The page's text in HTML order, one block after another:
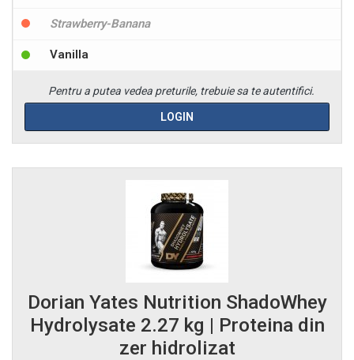
Strawberry-Banana
Vanilla
Pentru a putea vedea preturile, trebuie sa te autentifici.
LOGIN
Dorian Yates Nutrition ShadoWhey
Hydrolysate 2.27 kg | Proteina din
zer hidrolizat